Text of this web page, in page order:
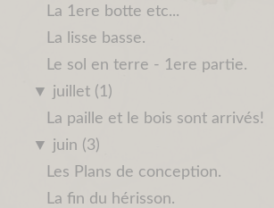
La 1ere botte etc...
La lisse basse.
Le sol en terre - 1ere partie.
▼ juillet (1)
La paille et le bois sont arrivés!
▼ juin (3)
Les Plans de conception.
La fin du hérisson.